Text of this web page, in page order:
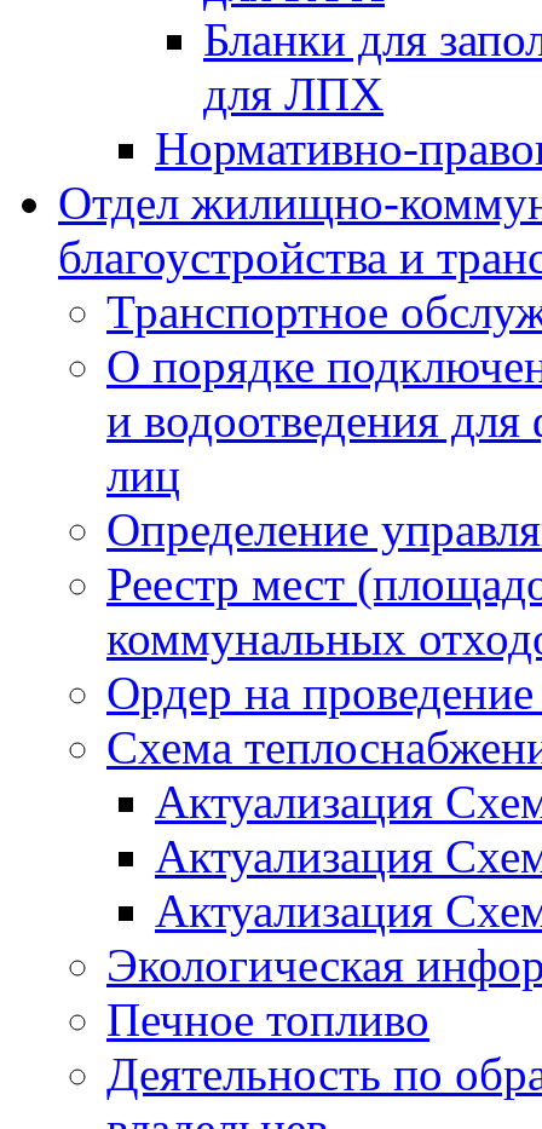
Бланки для
для ЛПХ
Нормативно-
Отдел жилищно-
благоустройства и
Транспортное
О порядке
и водоотведения
лиц
Определение
Реестр мест
коммунальных
Ордер на
Схема
Актуализация
Актуализация
Актуализация
Экологическая
Печное топливо
Деятельность по